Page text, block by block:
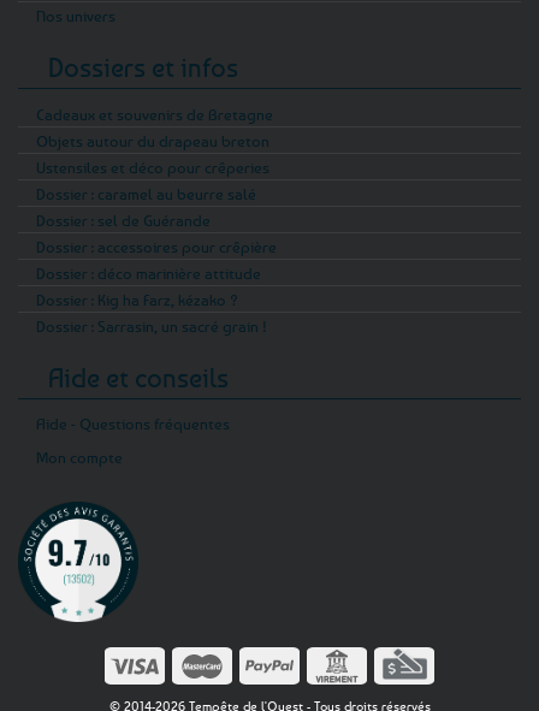
Nos univers
Dossiers et infos
Cadeaux et souvenirs de Bretagne
Objets autour du drapeau breton
Ustensiles et déco pour crêperies
Dossier : caramel au beurre salé
Dossier : sel de Guérande
Dossier : accessoires pour crêpière
Dossier : déco marinière attitude
Dossier : Kig ha Farz, kézako ?
Dossier : Sarrasin, un sacré grain !
Aide et conseils
Aide - Questions fréquentes
Mon compte
© 2014-2026 Tempête de l'Ouest - Tous droits réservés